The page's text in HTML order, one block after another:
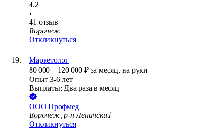
4.2
•
41 отзыв
Воронеж
Откликнуться
Маркетолог
80 000 – 120 000 ₽ за месяц, на руки
Опыт 3-6 лет
Выплаты: Два раза в месяц
ООО Профмед
Воронеж, р-н Ленинский
Откликнуться